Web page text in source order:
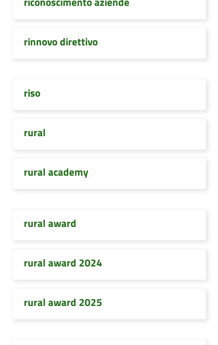
rinnovo direttivo
riso
rural
rural academy
rural award
rural award 2024
rural award 2025